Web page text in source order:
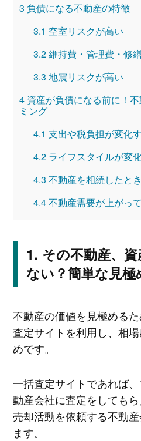
3 負債になる不動産の特徴
3.1 空室リスクが高い
3.2維持費・管理費・修
3.3 地震リスクが高い
4資産が負債になる前に！
ミング
4.1 支出や税負担が変化
4.2ライフスタイルが変
4.3 不動産を相続したとき
4.4不動産需要が上がっ
その不動産、
ない？簡単な見極
不動産の価値を見極める
査定サイトを利用し、相
めです。
一括査定サイトであれば
動産会社に査定をしても
売却活動を依頼する不動
ます。